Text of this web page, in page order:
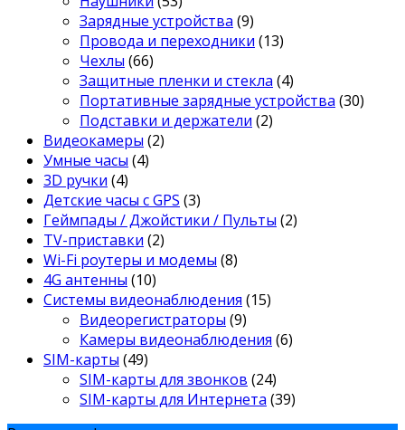
Зарядные устройства (9)
Провода и переходники (13)
Чехлы (66)
Защитные пленки и стекла (4)
Портативные зарядные устройства (30)
Подставки и держатели (2)
Видеокамеры (2)
Умные часы (4)
3D ручки (4)
Детские часы с GPS (3)
Геймпады / Джойстики / Пульты (2)
TV-приставки (2)
Wi-Fi роутеры и модемы (8)
4G антенны (10)
Системы видеонаблюдения (15)
Видеорегистраторы (9)
Камеры видеонаблюдения (6)
SIM-карты (49)
SIM-карты для звонков (24)
SIM-карты для Интернета (39)